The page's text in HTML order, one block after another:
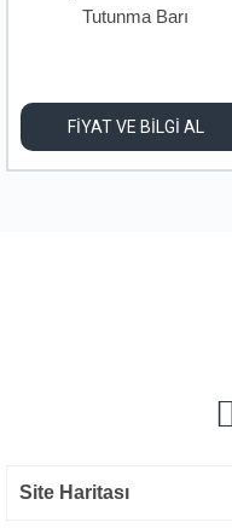
Tutunma Barı
FİYAT VE BİLGİ AL
Site Haritası